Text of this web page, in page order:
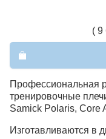
( 9
Профессиональная
тренировочные
Samick Polaris, Core
Изготавливаются в